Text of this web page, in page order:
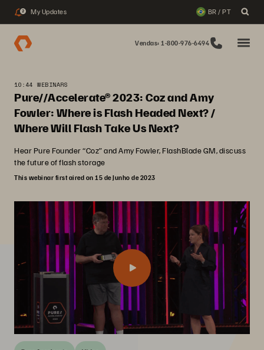
2 My Updates BR / PT
Vendas: 1-800-976-6494
10:44 WEBINARS
Pure//Accelerate® 2023: Coz and Amy
Fowler: Where is Flash Headed Next? /
Where Will Flash Take Us Next?
Hear Pure Founder “Coz” and Amy Fowler, FlashBlade GM, discuss
the future of flash storage
This webinar first aired on 15 de Junho de 2023